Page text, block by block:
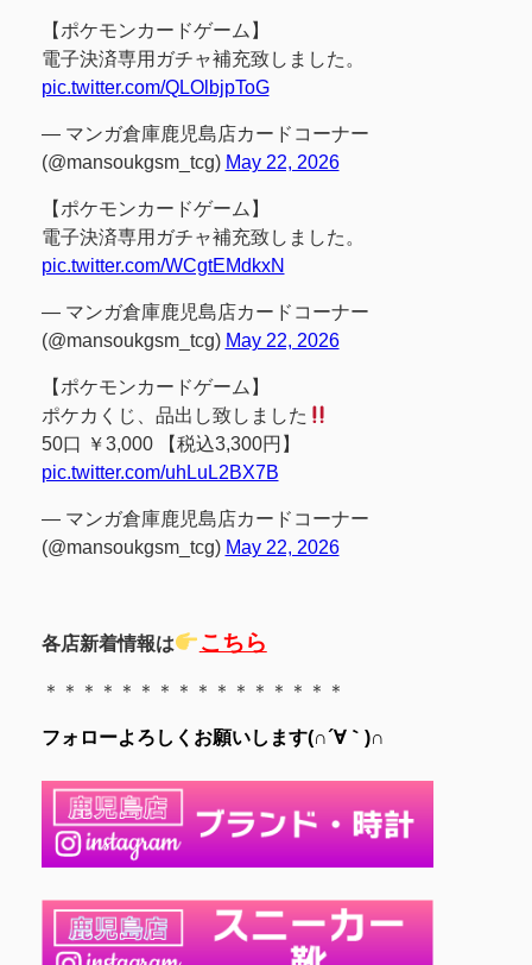
【ポケモンカードゲーム】
電子決済専用ガチャ補充致しました。
pic.twitter.com/QLOlbjpToG
— マンガ倉庫鹿児島店カードコーナー
(@mansoukgsm_tcg) May 22, 2026
【ポケモンカードゲーム】
電子決済専用ガチャ補充致しました。
pic.twitter.com/WCgtEMdkxN
— マンガ倉庫鹿児島店カードコーナー
(@mansoukgsm_tcg) May 22, 2026
【ポケモンカードゲーム】
ポケカくじ、品出し致しました
50口 ￥3,000 【税込3,300円】
pic.twitter.com/uhLuL2BX7B
— マンガ倉庫鹿児島店カードコーナー
(@mansoukgsm_tcg) May 22, 2026
各店新着情報は こちら
＊＊＊＊＊＊＊＊＊＊＊＊＊＊＊＊
フォローよろしくお願いします(∩´∀｀)∩